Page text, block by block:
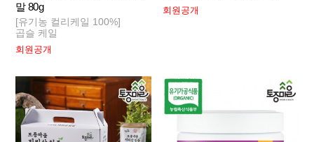
말 80g
[유기농 컬리케일 100%]
곱슬 케일
회원공개
회원공개